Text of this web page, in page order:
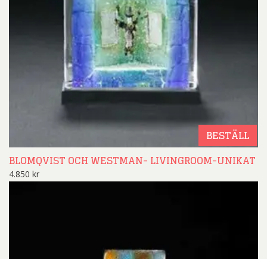
BESTÄLL
BLOMQVIST OCH WESTMAN- LIVINGROOM-UNIKAT
4.850 kr